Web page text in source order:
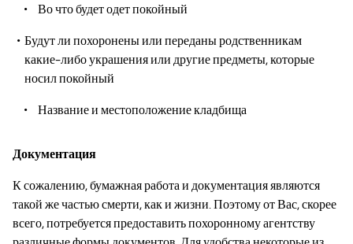
Во что будет одет покойный
Будут ли похоронены или переданы родственникам
какие-либо украшения или другие предметы, которые
носил покойный
Название и местоположение кладбища
Документация
К сожалению, бумажная работа и документация являются
такой же частью смерти, как и жизни. Поэтому от Вас, скорее
всего, потребуется предоставить похоронному агентству